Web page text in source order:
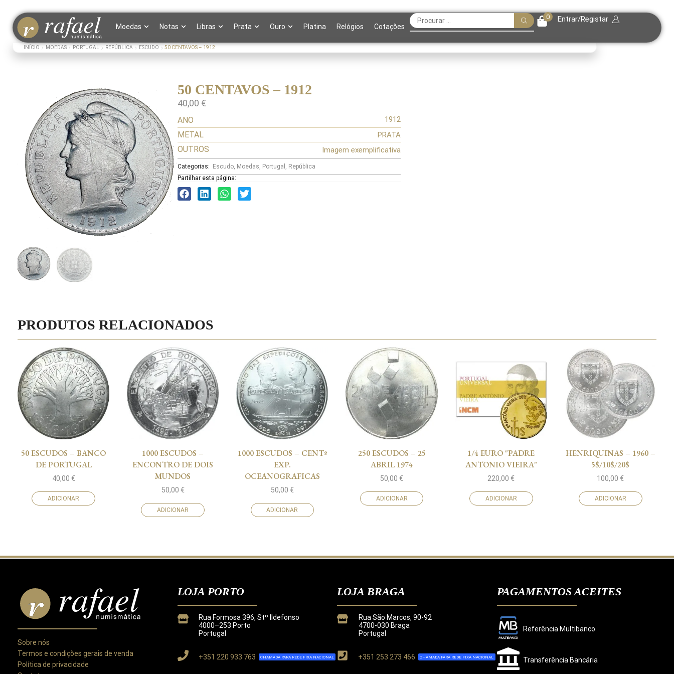
Moedas Notas Libras Prata Ouro Platina Relógios Cotações
0 Entrar/Registar
INÍCIO MOEDAS PORTUGAL REPÚBLICA ESCUDO 50 CENTAVOS – 1912
50 CENTAVOS – 1912
40,00 €
ANO 1912
METAL PRATA
OUTROS Imagem exemplificativa
Categorias: Escudo, Moedas, Portugal , República
Partilhar esta página:
PRODUTOS RELACIONADOS
50 ESCUDOS – BANCO
DE PORTUGAL
40,00 €
ADICIONAR
1000 ESCUDOS –
ENCONTRO DE DOIS
MUNDOS
50,00 €
ADICIONAR
1000 ESCUDOS – CENTº
EXP.
OCEANOGRAFICAS
50,00 €
ADICIONAR
250 ESCUDOS – 25
ABRIL 1974
50,00€
ADICIONAR
1/4 EURO "PADRE
ANTONIO VIEIRA"
220,00€
ADICIONAR
HENRIQUINAS – 1960 –
5$/10$/20$
100,00€
ADICIONAR
Sobre nós
Termos e condições gerais de venda
Política de privacidade
LOJA PORTO
Rua Formosa 396, Stº Ildefonso
4000–253 Porto
Portugal
+351 220 933 763 CHAMADA PARA REDE FIXA NACIONAL
LOJA BRAGA
Rua São Marcos, 90-92
4700-030 Braga
Portugal
+351 253 273 466 CHAMADA PARA REDE FIXA NACIONAL
PAGAMENTOS ACEITES
Referência Multibanco
Transferência Bancária